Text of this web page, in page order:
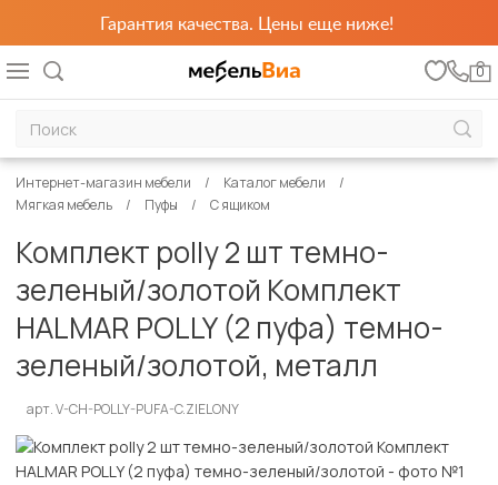
Гарантия качества. Цены еще ниже!
0
Интернет-магазин мебели
Каталог мебели
Мягкая мебель
Пуфы С ящиком
Комплект polly 2 шт темно-
зеленый/золотой Комплект
HALMAR POLLY (2 пуфа) темно-
зеленый/золотой, металл
арт. V-CH-POLLY-PUFA-C.ZIELONY